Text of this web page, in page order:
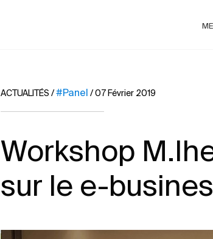
ACTUALITÉS /#Panel /07 Février 2019
Workshop
sur le e-